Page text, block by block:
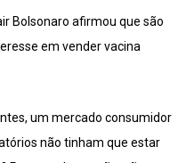
Bolsonaro afirmou que são
em vender vacina
um mercado consumidor
não tinham que estar